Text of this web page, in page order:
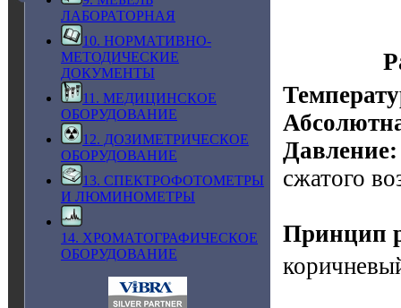
ЛАБОРАТОРНАЯ
10. НОРМАТИВНО-
МЕТОДИЧЕСКИЕ
ДОКУМЕНТЫ
11. МЕДИЦИНСКОЕ
ОБОРУДОВАНИЕ
12. ДОЗИМЕТРИЧЕСКОЕ
ОБОРУДОВАНИЕ
13. СПЕКТРОФОТОМЕТРЫ
И ЛЮМИНОМЕТРЫ
14. ХРОМАТОГРАФИЧЕСКОЕ
ОБОРУДОВАНИЕ
Давление:
сжатого
Принцип